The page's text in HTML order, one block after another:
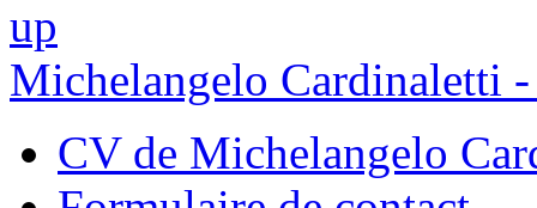
Michelangelo Cardinaletti
CV de Michelangelo